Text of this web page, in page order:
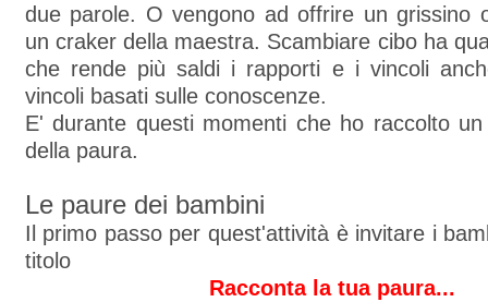
due parole. O vengono ad offrire un grissino
un craker della maestra. Scambiare cibo ha
che rende più saldi i rapporti e i vincoli
vincoli basati sulle conoscenze.
E' durante questi momenti che ho raccolto
della paura.
Le paure dei bambini
Il primo passo per quest'attività è invitare i
titolo
Racconta la tua paura...